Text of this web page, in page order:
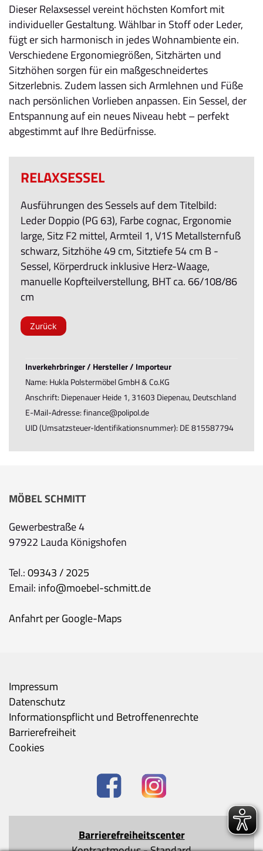
Dieser Relaxsessel vereint höchsten Komfort mit
individueller Gestaltung. Wählbar in Stoff oder Leder,
fügt er sich harmonisch in jedes Wohnambiente ein.
Verschiedene Ergonomiegrößen, Sitzhärten und
Sitzhöhen sorgen für ein maßgeschneidertes
Sitzerlebnis. Zudem lassen sich Armlehnen und Füße
nach persönlichen Vorlieben anpassen. Ein Sessel, der
Entspannung auf ein neues Niveau hebt – perfekt
abgestimmt auf Ihre Bedürfnisse.
RELAXSESSEL
Ausführungen des Sessels auf dem Titelbild:
Leder Doppio (PG 63), Farbe cognac, Ergonomie
large, Sitz F2 mittel, Armteil 1, V1S Metallsternfuß
schwarz, Sitzhöhe 49 cm, Sitztiefe 54 cm B -
Sessel, Körperdruck inklusive Herz-Waage,
manuelle Kopfteilverstellung, BHT ca. 66/108/86
cm
Zurück
Inverkehrbringer / Hersteller / Importeur
Name: Hukla Polstermöbel GmbH & Co.KG
Anschrift: Diepenauer Heide 1, 31603 Diepenau, Deutschland
E-Mail-Adresse: finance@polipol.de
UID (Umsatzsteuer-Identifikationsnummer): DE 815587794
MÖBEL SCHMITT
Gewerbestraße 4
97922 Lauda Königshofen
Tel.:09343 / 2025
Email: info@moebel-schmitt.de
Anfahrt per Google-Maps
Impressum
Datenschutz
Informationspflicht und Betroffenenrechte
Barrierefreiheit
Cookies
Barrierefreiheitscenter